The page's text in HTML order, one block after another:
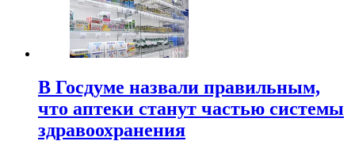
В Госдуме назвали правильным,
что аптеки станут частью системы
здравоохранения